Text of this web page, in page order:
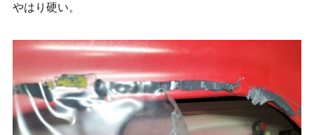
やはり硬い。